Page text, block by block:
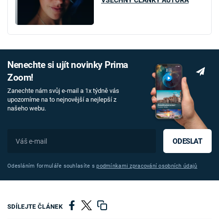
Nenechte si ujít novinky Prima
Zoom!
Zanechte nám svůj e-mail a 1x týdně vás
upozorníme na to nejnovější a nejlepší z
našeho webu.
ODESLAT
Odesláním formuláře souhlasíte spodmínkami zpracování osobních údajů
SDÍLEJTE ČLÁNEK